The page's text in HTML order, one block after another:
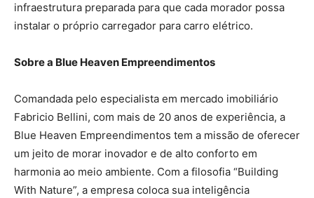
infraestrutura preparada para que cada morador possa
instalar o próprio carregador para carro elétrico.
Sobre a Blue Heaven Empreendimentos
Comandada pelo especialista em mercado imobiliário
Fabricio Bellini, com mais de 20 anos de experiência, a
Blue Heaven Empreendimentos tem a missão de oferecer
um jeito de morar inovador e de alto conforto em
harmonia ao meio ambiente. Com a filosofia “Building
With Nature”, a empresa coloca sua inteligência